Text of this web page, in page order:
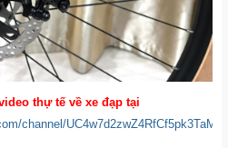
thự tế về xe đạp tại
channel/